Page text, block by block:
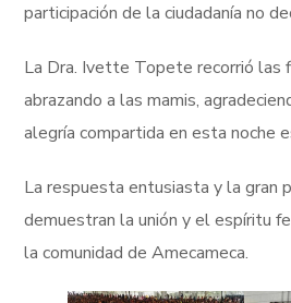
participación de la ciudadanía no
La Dra. Ivette Topete recorrió las
abrazando a las mamis,
alegría compartida en esta noche
La respuesta entusiasta y la gran
demuestran la unión y el espíritu
la comunidad de Amecameca.